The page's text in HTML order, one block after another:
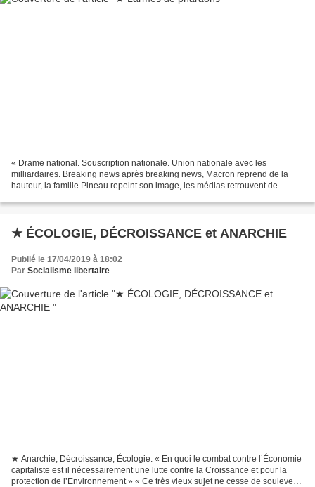
« Drame national. Souscription nationale. Union nationale avec les
milliardaires. Breaking news après breaking news, Macron reprend de la
hauteur, la famille Pineau repeint son image, les médias retrouvent de
★ ÉCOLOGIE, DÉCROISSANCE et ANARCHIE
Publié le 17/04/2019 à 18:02
Par Socialisme libertaire
★ Anarchie, Décroissance, Écologie. « En quoi le combat contre l’Économie
capitaliste est il nécessairement une lutte contre la Croissance et pour la
protection de l’Environnement » « Ce très vieux sujet ne cesse de soulever